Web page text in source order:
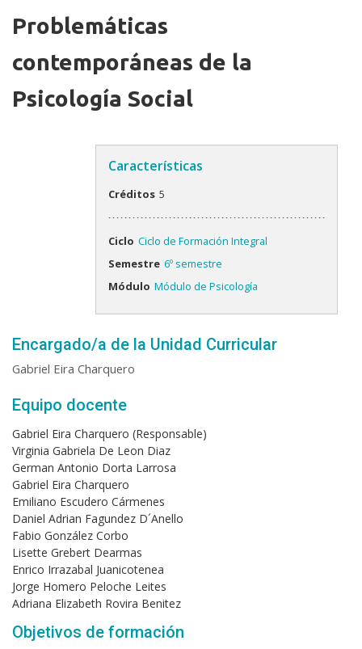
Problemáticas
contemporáneas de la
Psicología Social
Características
Créditos 5
Ciclo Ciclo de Formación Integral
Semestre 6º semestre
Módulo Módulo de Psicología
Encargado/a de la Unidad Curricular
Gabriel Eira Charquero
Equipo docente
Gabriel Eira Charquero (Responsable)
Virginia Gabriela De Leon Diaz
German Antonio Dorta Larrosa
Gabriel Eira Charquero
Emiliano Escudero Cármenes
Daniel Adrian Fagundez D´Anello
Fabio González Corbo
Lisette Grebert Dearmas
Enrico Irrazabal Juanicotenea
Jorge Homero Peloche Leites
Adriana Elizabeth Rovira Benitez
Objetivos de formación